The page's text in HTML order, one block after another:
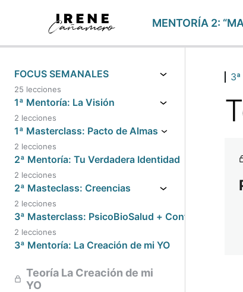
MENTORÍA 2:
FOCUS SEMANALES
25 lecciones
1ª Mentoría: La Visión
2 lecciones
1ª Masterclass: Pacto de Almas
2 lecciones
2ª Mentoría: Tu Verdadera Identidad
2 lecciones
2ª Masteclass: Creencias
2 lecciones
3ª Masterclass: PsicoBioSalud + Conferencia PNL
2 lecciones
3ª Mentoría: La Creación de mi YO
Teoría La Creación de mi
YO